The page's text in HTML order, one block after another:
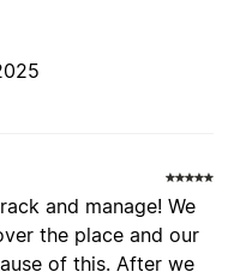
and manage! We
the place and our
of this. After we